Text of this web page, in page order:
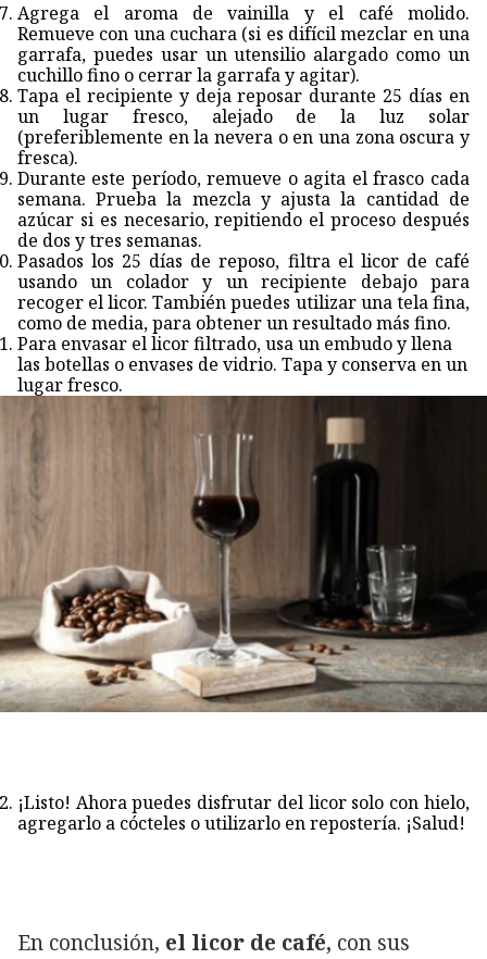
Agrega el aroma de vainilla y el café molido.
Remueve con una cuchara (si es difícil mezclar en una
garrafa, puedes usar un utensilio alargado como un
cuchillo fino o cerrar la garrafa y agitar).
Tapa el recipiente y deja reposar durante 25 días en
un lugar fresco, alejado de la luz solar
(preferiblemente en la nevera o en una zona oscura y
fresca).
Durante este período, remueve o agita el frasco cada
semana. Prueba la mezcla y ajusta la cantidad de
azúcar si es necesario, repitiendo el proceso después
de dos y tres semanas.
Pasados los 25 días de reposo, filtra el licor de café
usando un colador y un recipiente debajo para
recoger el licor. También puedes utilizar una tela fina,
como de media, para obtener un resultado más fino.
Para envasar el licor filtrado, usa un embudo y llena
las botellas o envases de vidrio. Tapa y conserva en un
lugar fresco.
¡Listo! Ahora puedes disfrutar del licor solo con hielo,
agregarlo a cócteles o utilizarlo en repostería. ¡Salud!
En conclusión, el licor de café, con sus